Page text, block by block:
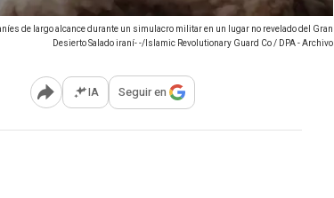
de largo alcance durante un simulacro militar en un lugar no revelado del Gran
Desierto Salado iraní- -/Islamic Revolutionary Guard Co / DPA - Archivo
Abrir opciones para compartir
IA Seguir en